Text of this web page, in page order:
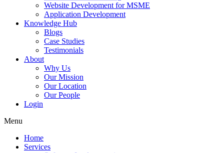
Website Development for MSME
Application Development
Knowledge Hub
Blogs
Case Studies
Testimonials
About
Why Us
Our Mission
Our Location
Our People
Login
Menu
Home
Services